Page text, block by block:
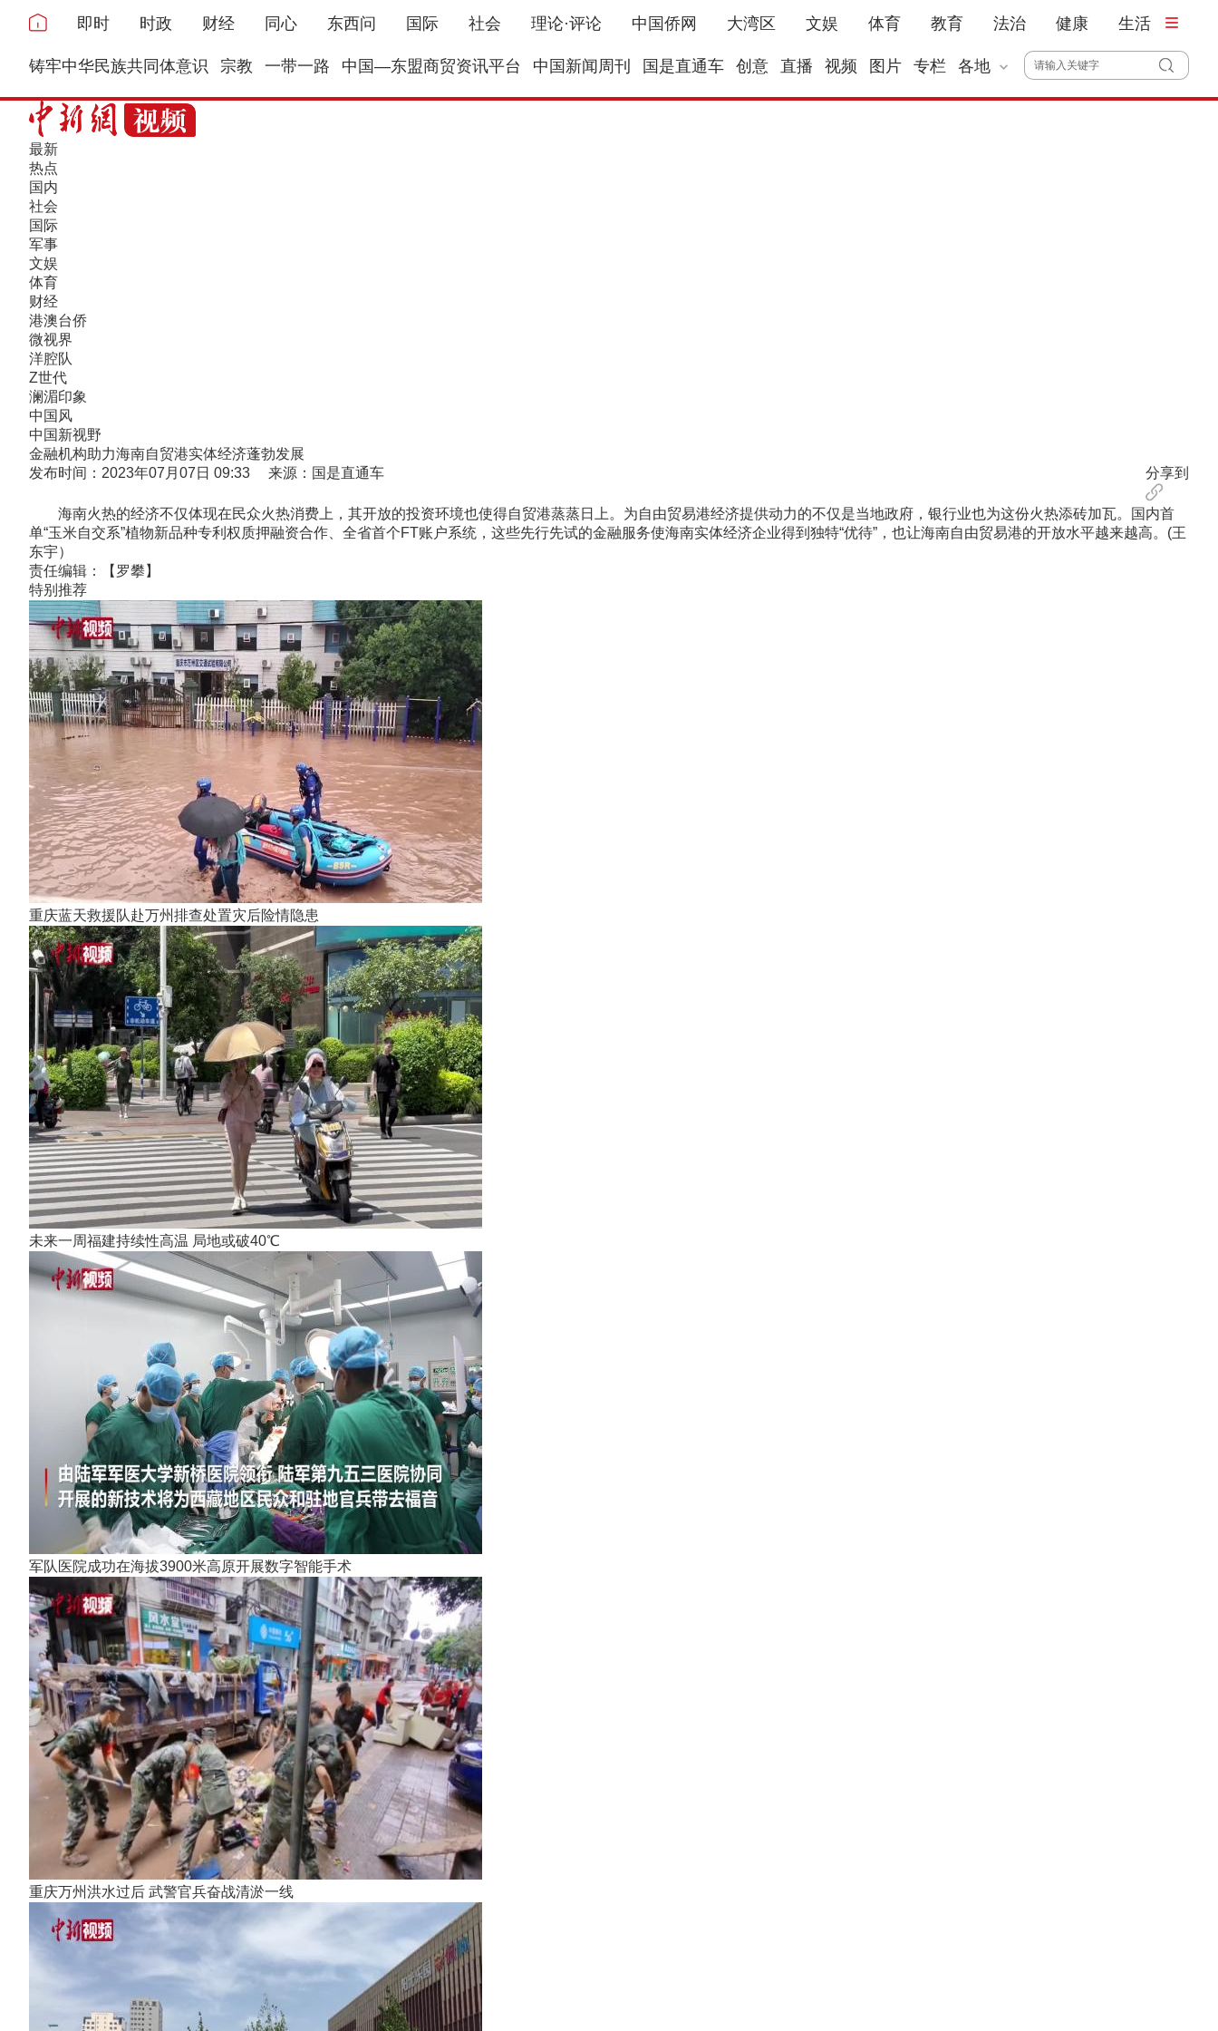
即时 时政 财经 同心 东西问 国际 社会 理论·评论 中国侨网 大湾区 文娱 体育 教育 法治 健康 生活
铸牢中华民族共同体意识 宗教 一带一路 中国—东盟商贸资讯平台 中国新闻周刊 国是直通车 创意 直播 视频 图片 专栏 各地
最新
热点
国内
社会
国际
军事
文娱
体育
财经
港澳台侨
微视界
洋腔队
Z世代
澜湄印象
中国风
中国新视野
金融机构助力海南自贸港实体经济蓬勃发展
发布时间：2023年07月07日 09:33 来源：国是直通车
分享到
海南火热的经济不仅体现在民众火热消费上，其开放的投资环境也使得自贸港蒸蒸日上。为自由贸易港经济提供动力的不仅是当地政府，银行业也为这份火热添砖加瓦。国内首
单“玉米自交系”植物新品种专利权质押融资合作、全省首个FT账户系统，这些先行先试的金融服务使海南实体经济企业得到独特“优待”，也让海南自由贸易港的开放水平越来越高。(王
东宇）
责任编辑：【罗攀】
特别推荐
重庆蓝天救援队赴万州排查处置灾后险情隐患
未来一周福建持续性高温 局地或破40℃
军队医院成功在海拔3900米高原开展数字智能手术
重庆万州洪水过后 武警官兵奋战清淤一线